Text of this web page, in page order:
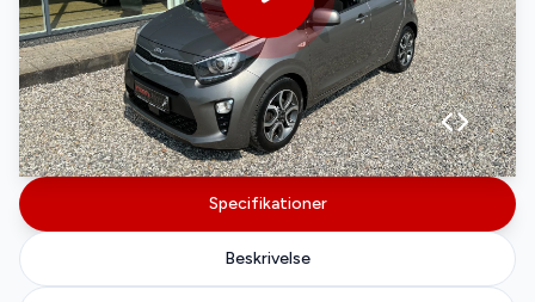
Specifikationer
Beskrivelse